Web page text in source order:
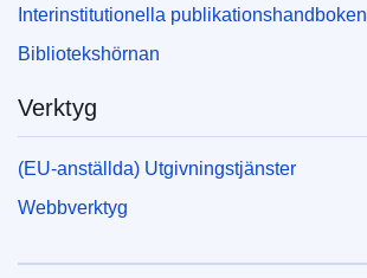
Interinstitutionella publikationshandboken
Bibliotekshörnan
Verktyg
(EU-anställda) Utgivningstjänster
Webbverktyg